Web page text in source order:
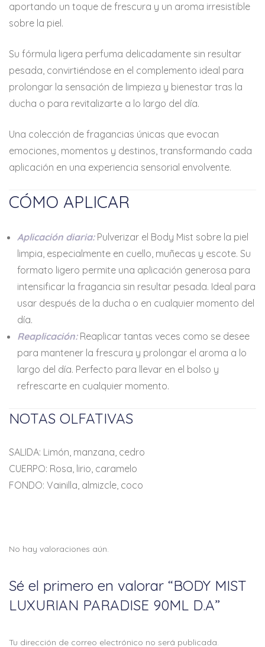
aportando un toque de frescura y un aroma irresistible
sobre la piel.
Su fórmula ligera perfuma delicadamente sin resultar
pesada, convirtiéndose en el complemento ideal para
prolongar la sensación de limpieza y bienestar tras la
ducha o para revitalizarte a lo largo del día.
Una colección de fragancias únicas que evocan
emociones, momentos y destinos, transformando cada
aplicación en una experiencia sensorial envolvente.
CÓMO APLICAR
Aplicación diaria:Pulverizar el Body Mist sobre la piel
limpia, especialmente en cuello, muñecas y escote. Su
formato ligero permite una aplicación generosa para
intensificar la fragancia sin resultar pesada. Ideal para
usar después de la ducha o en cualquier momento del
día.
Reaplicación:Reaplicar tantas veces como se desee
para mantener la frescura y prolongar el aroma a lo
largo del día. Perfecto para llevar en el bolso y
refrescarte en cualquier momento.
NOTAS OLFATIVAS
SALIDA: Limón, manzana, cedro
CUERPO: Rosa, lirio, caramelo
FONDO: Vainilla, almizcle, coco
No hay valoraciones aún.
Sé el primero en valorar “BODY MIST
LUXURIAN PARADISE 90ML D.A”
Tu dirección de correo electrónico no será publicada.